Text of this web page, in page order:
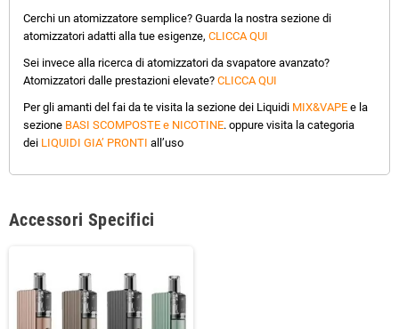
Cerchi un atomizzatore semplice? Guarda la nostra sezione di
atomizzatori adatti alla tue esigenze, CLICCA QUI
Sei invece alla ricerca di atomizzatori da svapatore avanzato?
Atomizzatori dalle prestazioni elevate? CLICCA QUI
Per gli amanti del fai da te visita la sezione dei Liquidi MIX&VAPE e la
sezione BASI SCOMPOSTE e NICOTINE. oppure visita la categoria
dei LIQUIDI GIA’ PRONTI all’uso
Accessori Specifici